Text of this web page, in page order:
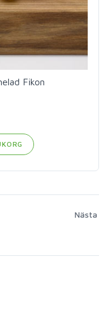
Fikon
Nästa